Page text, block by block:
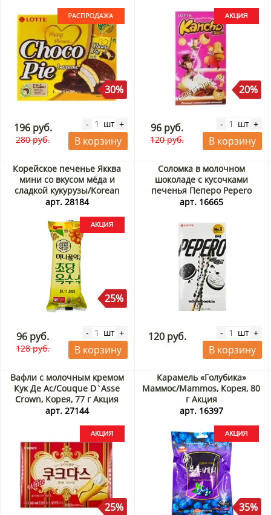
30%
196 руб.
280 руб.
- шт +
В корзину
20%
96 руб.
120 руб.
- шт +
В корзину
Корейское печенье Якква
мини со вкусом мёда и
сладкой кукурузы/Korean
mini Yakgwa cookie (honey
Самлип/Samlip, Корея, 70 г
Акция
арт. 28184
25%
96 руб.
128 руб.
- шт +
В корзину
Соломка в молочном
шоколаде с кусочками
печенья Пеперо Pepero
White Cookie Lotte, Корея, 32
арт. 16665
120 руб. - шт +
В корзину
Вафли с молочным кремом
Кук Де Ас/Couque D`Asse
Crown, Корея, 77 г Акция
арт. 27144
25%
Карамель «Голубика»
Маммос/Mammos, Корея, 80
г Акция
арт. 16397
35%